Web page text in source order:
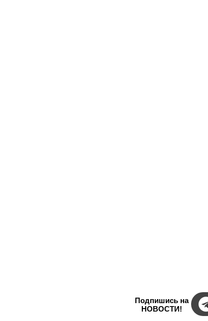
Подпишись на
НОВОСТИ!